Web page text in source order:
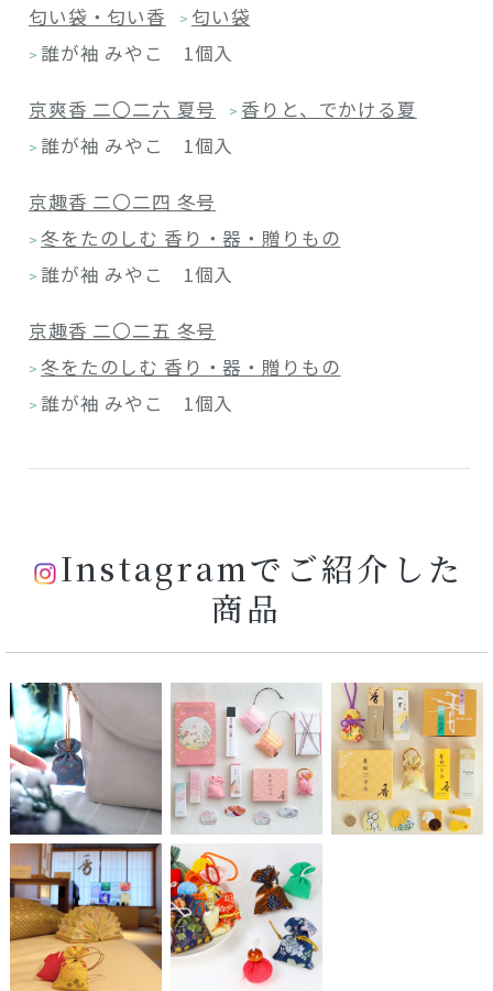
匂い袋・匂い香 > 匂い袋
> 誰が袖 みやこ 1個入
京爽香 二〇二六 夏号 > 香りと、でかける夏
> 誰が袖 みやこ 1個入
京趣香 二〇二四 冬号
> 冬をたのしむ 香り・器・贈りもの
> 誰が袖 みやこ 1個入
京趣香 二〇二五 冬号
> 冬をたのしむ 香り・器・贈りもの
> 誰が袖 みやこ 1個入
Instagramでご紹介した
商品